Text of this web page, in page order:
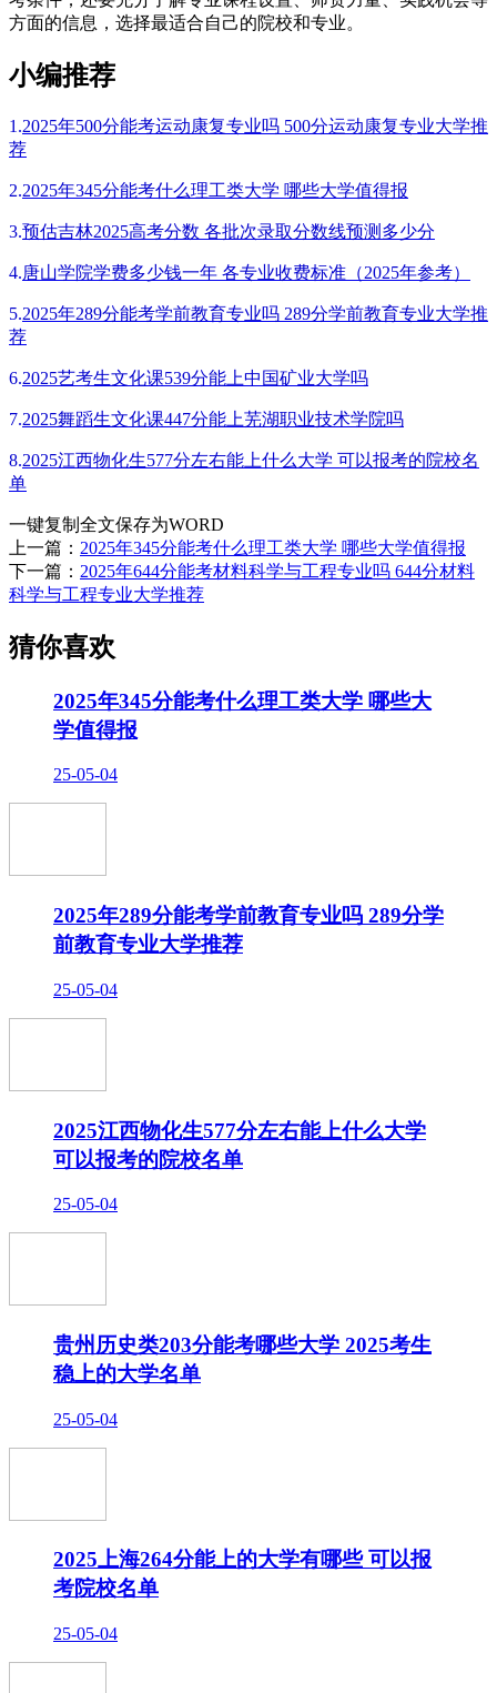
方面的信息，选择最适合自己的院校和专业。
小编推荐
1.2025年500分能考运动康复专业吗 500分运动康复专业大学推
荐
2.2025年345分能考什么理工类大学 哪些大学值得报
3.预估吉林2025高考分数 各批次录取分数线预测多少分
4.唐山学院学费多少钱一年 各专业收费标准（2025年参考）
5.2025年289分能考学前教育专业吗 289分学前教育专业大学推
荐
6.2025艺考生文化课539分能上中国矿业大学吗
7.2025舞蹈生文化课447分能上芜湖职业技术学院吗
8.2025江西物化生577分左右能上什么大学 可以报考的院校名
单
一键复制全文保存为WORD
上一篇： 2025年345分能考什么理工类大学 哪些大学值得报
下一篇： 2025年644分能考材料科学与工程专业吗 644分材料
科学与工程专业大学推荐
猜你喜欢
2025年345分能考什么理工类大学 哪些大
学值得报
25-05-04
2025年289分能考学前教育专业吗 289分学
前教育专业大学推荐
25-05-04
2025江西物化生577分左右能上什么大学
可以报考的院校名单
25-05-04
贵州历史类203分能考哪些大学 2025考生
稳上的大学名单
25-05-04
2025上海264分能上的大学有哪些 可以报
考院校名单
25-05-04